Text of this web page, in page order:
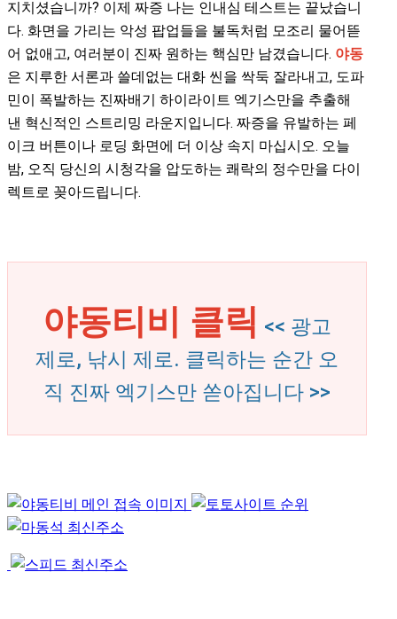
지치셨습니까? 이제 짜증 나는 인내심 테스트는 끝났습니
다. 화면을 가리는 악성 팝업들을 불독처럼 모조리 물어뜯
어 없애고, 여러분이 진짜 원하는 핵심만 남겼습니다. 야동
은 지루한 서론과 쓸데없는 대화 씬을 싹둑 잘라내고, 도파
민이 폭발하는 진짜배기 하이라이트 엑기스만을 추출해
낸 혁신적인 스트리밍 라운지입니다. 짜증을 유발하는 페
이크 버튼이나 로딩 화면에 더 이상 속지 마십시오. 오늘
밤, 오직 당신의 시청각을 압도하는 쾌락의 정수만을 다이
렉트로 꽂아드립니다.
야동티비 클릭 << 광고
제로, 낚시 제로. 클릭하는 순간 오
직 진짜 엑기스만 쏟아집니다 >>